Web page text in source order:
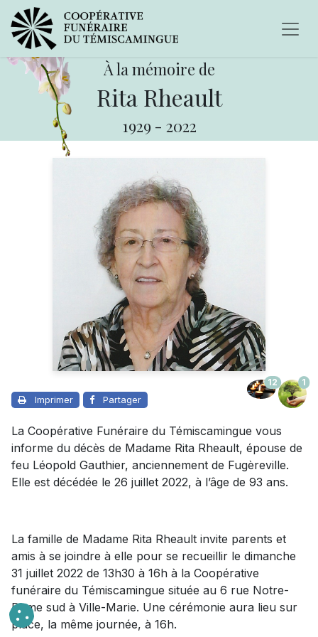
À la mémoire de
Rita Rheault
1929 - 2022
Imprimer Partager
12 1
La Coopérative Funéraire du Témiscamingue vous
informe du décès de Madame Rita Rheault, épouse de
feu Léopold Gauthier, anciennement de Fugèreville.
Elle est décédée le 26 juillet 2022, à l’âge de 93 ans.
La famille de Madame Rita Rheault invite parents et
amis à se joindre à elle pour se recueillir le dimanche
31 juillet 2022 de 13h30 à 16h à la Coopérative
funéraire du Témiscamingue située au 6 rue Notre-
Dame sud à Ville-Marie. Une cérémonie aura lieu sur
place, la même journée, à 16h.